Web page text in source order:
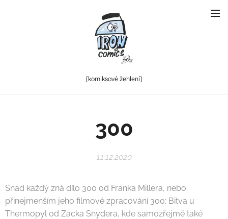
[komiksové žehlení]
300
11.12.2020
Snad každý zná dílo 300 od Franka Millera, nebo
přinejmenším jeho filmové zpracování 300: Bitva u
Thermopyl od Zacka Snydera, kde samozřejmě také